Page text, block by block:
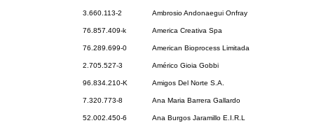
3.660.113-2 Ambrosio Andonaegui Onfray
76.857.409-k America Creativa Spa
76.289.699-0 American Bioprocess Limitada
2.705.527-3 Américo Gioia Gobbi
96.834.210-K Amigos Del Norte S.A.
7.320.773-8 Ana Maria Barrera Gallardo
52.002.450-6 Ana Burgos Jaramillo E.I.R.L